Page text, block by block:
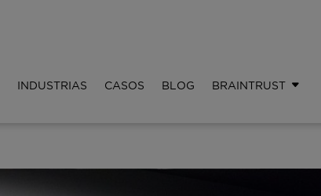
INDUSTRIAS CASOS BLOG BRAINTRUST